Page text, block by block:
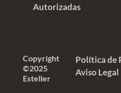
Autorizadas
Copyright
©2025
Esteller
Política de
Aviso Legal